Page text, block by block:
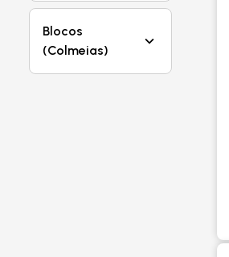
Blocos
(Colmeias)